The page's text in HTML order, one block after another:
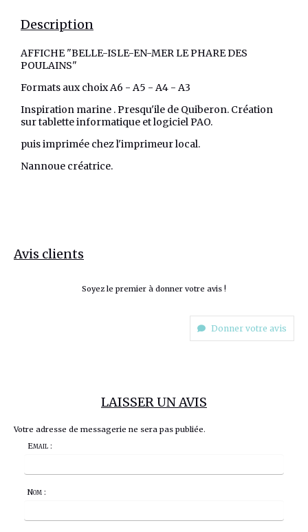
Description
AFFICHE "BELLE-ISLE-EN-MER LE PHARE DES
POULAINS"
Formats aux choix A6 - A5 - A4 - A3
Inspiration marine . Presqu'ile de Quiberon. Création
sur tablette informatique et logiciel PAO.
puis imprimée chez l'imprimeur local.
Nannoue créatrice.
Avis clients
Soyez le premier à donner votre avis !
Donner votre avis
LAISSER UN AVIS
Votre adresse de messagerie ne sera pas publiée.
Email :
Nom :